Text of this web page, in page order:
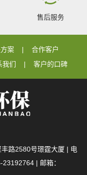
售后服务
案
合作客户
我们 客户的口碑
路2580号璟霆大厦 | 电
| 邮箱：